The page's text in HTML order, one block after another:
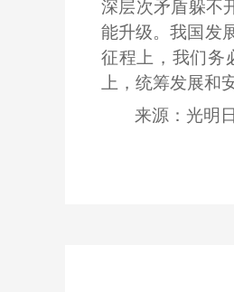
深层次矛盾躲不
能升级。我国发
征程上，我们务
上，统筹发展和
来源：光明